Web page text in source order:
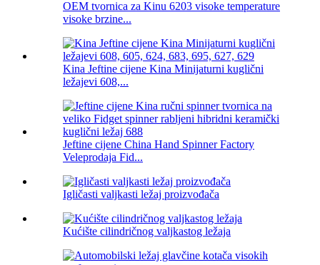
OEM tvornica za Kinu 6203 visoke temperature
visoke brzine...
Kina Jeftine cijene Kina Minijaturni kuglični
ležajevi 608,...
Jeftine cijene China Hand Spinner Factory
Veleprodaja Fid...
Igličasti valjkasti ležaj proizvođača
Kućište cilindričnog valjkastog ležaja